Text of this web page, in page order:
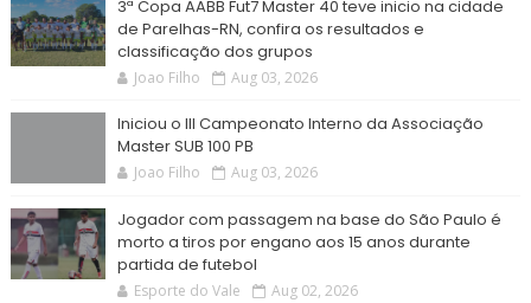
3ª Copa AABB Fut7 Master 40 teve inicio na cidade
de Parelhas-RN, confira os resultados e
classificação dos grupos
Joao Filho Aug 03, 2026
Iniciou o III Campeonato Interno da Associação
Master SUB 100 PB
Joao Filho Aug 03, 2026
Jogador com passagem na base do São Paulo é
morto a tiros por engano aos 15 anos durante
partida de futebol
Esporte do Vale Aug 02, 2026